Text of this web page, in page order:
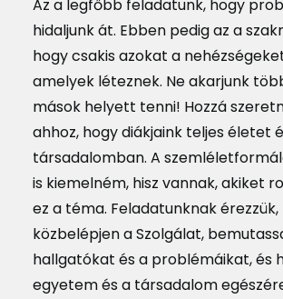
Az a legfőbb feladatunk, hogy
hidaljunk át. Ebben pedig az a
hogy csakis azokat a
amelyek léteznek. Ne akarjunk
mások helyett tenni! Hozzá
ahhoz, hogy diákjaink teljes életet
társadalomban. A
is kiemelném, hisz vannak, akiket
ez a téma. Feladatunknak
közbelépjen a Szolgálat,
hallgatókat és a problémáikat, és
egyetem és a társadalom